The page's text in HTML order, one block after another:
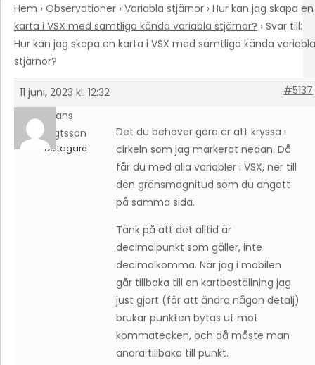
Hem › Observationer › Variabla stjärnor › Hur kan jag skapa en
karta i VSX med samtliga kända variabla stjärnor? › Svar till:
Hur kan jag skapa en karta i VSX med samtliga kända variabla
stjärnor?
11 juni, 2023 kl. 12:32
#5137
Hans
Bengtsson
Deltagare
Det du behöver göra är att kryssa i
cirkeln som jag markerat nedan. Då
får du med alla variabler i VSX, ner till
den gränsmagnitud som du angett
på samma sida.
Tänk på att det alltid är
decimalpunkt som gäller, inte
decimalkomma. När jag i mobilen
går tillbaka till en kartbeställning jag
just gjort (för att ändra någon detalj)
brukar punkten bytas ut mot
kommatecken, och då måste man
ändra tillbaka till punkt.